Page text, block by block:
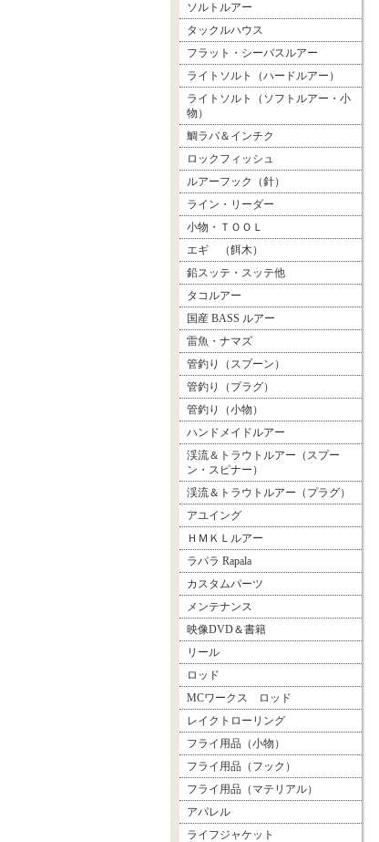
ソルトルアー
タックルハウス
フラット・シーバスルアー
ライトソルト（ハードルアー）
ライトソルト（ソフトルアー・小
物）
鯛ラバ＆インチク
ロックフィッシュ
ルアーフック（針）
ライン・リーダー
小物・ＴＯＯＬ
エギ （餌木）
鉛スッテ・スッテ他
タコルアー
国産 BASS ルアー
雷魚・ナマズ
管釣り（スプーン）
管釣り（プラグ）
管釣り（小物）
ハンドメイドルアー
渓流＆トラウトルアー（スプー
ン・スピナー）
渓流＆トラウトルアー（プラグ）
アユイング
ＨＭＫＬルアー
ラパラ Rapala
カスタムパーツ
メンテナンス
映像DVD＆書籍
リール
ロッド
MCワークス ロッド
レイクトローリング
フライ用品（小物）
フライ用品（フック）
フライ用品（マテリアル）
アパレル
ライフジャケット